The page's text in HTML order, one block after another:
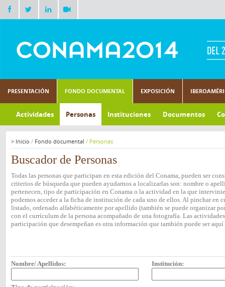
PRESENTACIÓN FONDO DOCUMENTAL EXPOSICIÓN
Actividades Personas Instituciones Documentos
> Inicio / Fondo documental / Personas
Buscador de Personas
Todas las personas que participan en esta edición del Conama, pueden ser
criterios de búsqueda que pueden ayudarnos a localizarlas son: nombre o
pertenecen, tipo de participación en Conama o la actividad en la que
podemos acceder a la ficha de institución de cada uno de ellos. Al pinchar en
listado, ordenado alfabéticamente por apellido (también se puede organizar
con el currículum de la persona acompañado de una fotografía. Las
participación que desempeñan es otra información que también puede ser
Nombre/ Apellidos: Institución: